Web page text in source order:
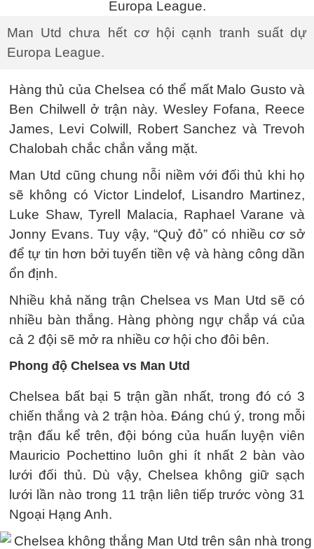
Man Utd chưa hết cơ hội cạnh tranh suất dự
Europa League.
Hàng thủ của Chelsea có thể mất Malo Gusto và
Ben Chilwell ở trận này. Wesley Fofana, Reece
James, Levi Colwill, Robert Sanchez và Trevoh
Chalobah chắc chắn vắng mặt.
Man Utd cũng chung nỗi niềm với đối thủ khi họ
sẽ không có Victor Lindelof, Lisandro Martinez,
Luke Shaw, Tyrell Malacia, Raphael Varane và
Jonny Evans. Tuy vậy, “Quỷ đỏ” có nhiều cơ sở
để tự tin hơn bởi tuyến tiền vệ và hàng công dần
ổn định.
Nhiều khả năng trận Chelsea vs Man Utd sẽ có
nhiều bàn thắng. Hàng phòng ngự chắp vá của
cả 2 đội sẽ mở ra nhiều cơ hội cho đôi bên.
Phong độ Chelsea vs Man Utd
Chelsea bất bại 5 trận gần nhất, trong đó có 3
chiến thắng và 2 trận hòa. Đáng chú ý, trong mỗi
trận đấu kể trên, đội bóng của huấn luyện viên
Mauricio Pochettino luôn ghi ít nhất 2 bàn vào
lưới đối thủ. Dù vậy, Chelsea không giữ sạch
lưới lần nào trong 11 trận liên tiếp trước vòng 31
Ngoại Hạng Anh.